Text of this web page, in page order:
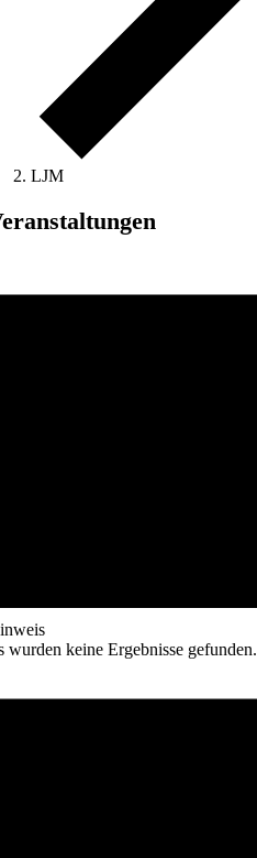
LJM
wurden keine Ergebnisse gefunden.